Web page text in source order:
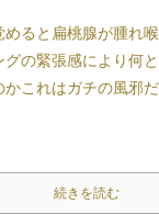
めると 扁桃腺が腫れ
の緊張感により何
かこれはガチの風邪
続きを読む